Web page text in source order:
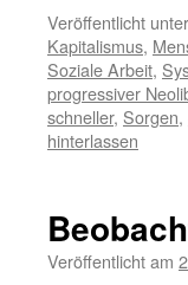
Veröffentlicht unter
Kapitalismus,
Soziale Arbeit,
progressiver
schneller, Sorgen,
hinterlassen
Veröffentlicht am